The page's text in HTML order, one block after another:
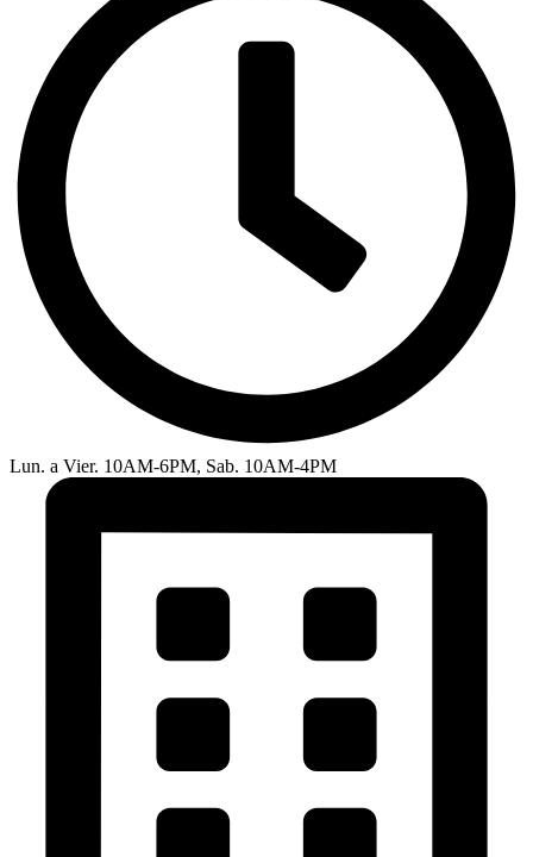
Lun. a Vier. 10AM-6PM, Sab. 10AM-4PM